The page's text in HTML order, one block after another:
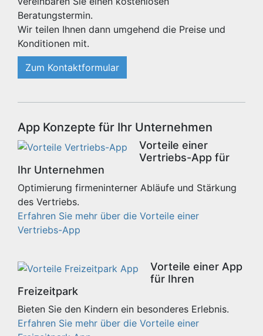
Beratungstermin.
Wir teilen Ihnen dann umgehend die Preise und
Konditionen mit.
Zum Kontaktformular
App Konzepte für Ihr Unternehmen
Vorteile einer
Vertriebs-App für
Ihr Unternehmen
Optimierung firmeninterner Abläufe und Stärkung
des Vertriebs.
Erfahren Sie mehr über die Vorteile einer
Vertriebs-App
Vorteile einer App
für Ihren
Freizeitpark
Bieten Sie den Kindern ein besonderes Erlebnis.
Erfahren Sie mehr über die Vorteile einer